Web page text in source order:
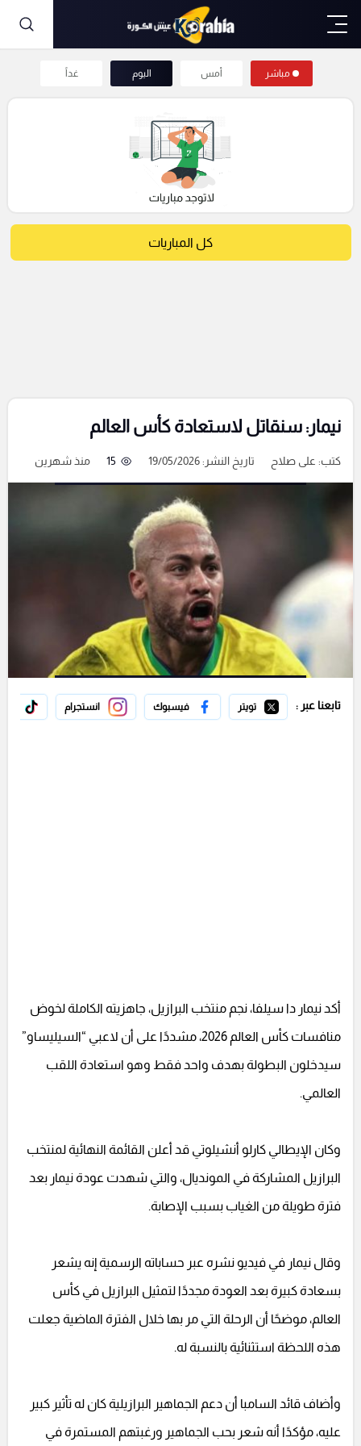
مباشر أمس اليوم غداً
كل المباريات
نيمار: سنقاتل لاستعادة كأس العالم
كتب: على صلاح تاريخ النشر: 19/05/2026 15 منذ شهرين
تابعنا عبر : تويتر فيسبوك انستجرام
أكد نيمار دا سيلفا، نجم منتخب البرازيل، جاهزيته الكاملة لخوض
منافسات كأس العالم 2026، مشددًا على أن لاعبي “السيليساو”
سيدخلون البطولة بهدف واحد فقط وهو استعادة اللقب
العالمي.
وكان الإيطالي كارلو أنشيلوتي قد أعلن القائمة النهائية لمنتخب
البرازيل المشاركة في المونديال، والتي شهدت عودة نيمار بعد
فترة طويلة من الغياب بسبب الإصابة.
وقال نيمار في فيديو نشره عبر حساباته الرسمية إنه يشعر
بسعادة كبيرة بعد العودة مجددًا لتمثيل البرازيل في كأس
العالم، موضحًا أن الرحلة التي مر بها خلال الفترة الماضية جعلت
هذه اللحظة استثنائية بالنسبة له.
وأضاف قائد السامبا أن دعم الجماهير البرازيلية كان له تأثير كبير
عليه، مؤكدًا أنه شعر بحب الجماهير ورغبتهم المستمرة في